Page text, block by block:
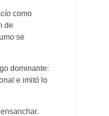
como
de
se
dominante:
e imitó lo